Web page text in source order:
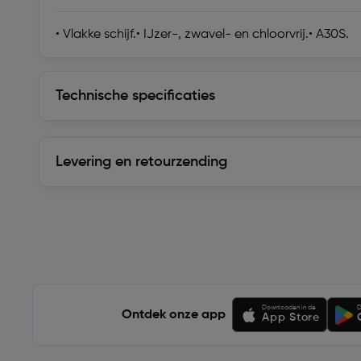
• Vlakke schijf.• IJzer-, zwavel- en chloorvrij.• A30S.
Technische specificaties
Levering en retourzending
Ontdek onze app
Downloaden in de
App Store